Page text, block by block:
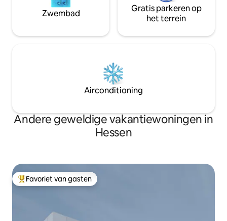
Zwembad
Gratis parkeren op
het terrein
Airconditioning
Andere geweldige vakantiewoningen in
Hessen
Topfavoriet van gasten
Favoriet van gasten